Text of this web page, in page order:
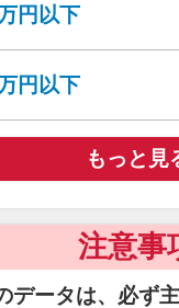
円以下
円以下
もっと見
注意事
データは、必ず